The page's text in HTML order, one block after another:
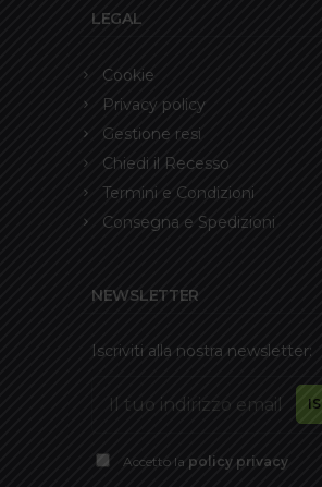
LEGAL
Cookie
Privacy policy
Gestione resi
Chiedi il Recesso
Termini e Condizioni
Consegna e Spedizioni
NEWSLETTER
Iscriviti alla nostra newsletter:
Accetto la policy privacy